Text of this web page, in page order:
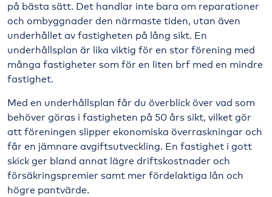
på bästa sätt. Det handlar inte bara om reparationer
och ombyggnader den närmaste tiden, utan även
underhållet av fastigheten på lång sikt. En
underhållsplan är lika viktig för en stor förening med
många fastigheter som för en liten brf med en mindre
fastighet.
Med en underhållsplan får du överblick över vad som
behöver göras i fastigheten på 50 års sikt, vilket gör
att föreningen slipper ekonomiska överraskningar och
får en jämnare avgiftsutveckling. En fastighet i gott
skick ger bland annat lägre driftskostnader och
försäkringspremier samt mer fördelaktiga lån och
högre pantvärde.